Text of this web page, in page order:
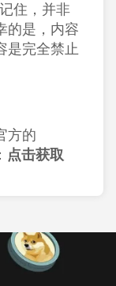
住，并非
的是，内容
是完全禁止
方的
点击获取